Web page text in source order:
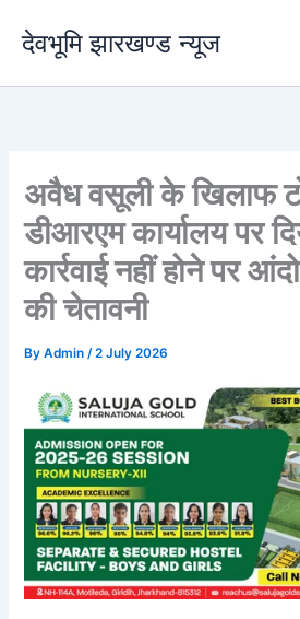
content
देवभूमि झारखण्ड न्यूज
अवैध वसूली के खिलाफ
डीआरएम कार्यालय पर
कार्रवाई नहीं होने पर
की चेतावनी
ByAdmin/2 July 2026